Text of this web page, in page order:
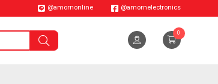
0
@amornonline @amornelectronics